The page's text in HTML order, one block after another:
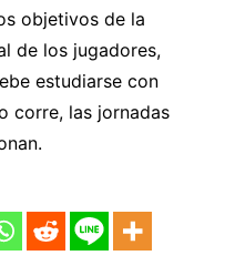
objetivos de la
de los jugadores,
estudiarse con
corre, las jornadas